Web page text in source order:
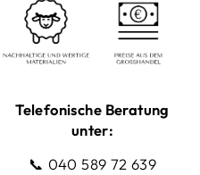
Telefonische Beratung
unter:
📞 040 589 72 639